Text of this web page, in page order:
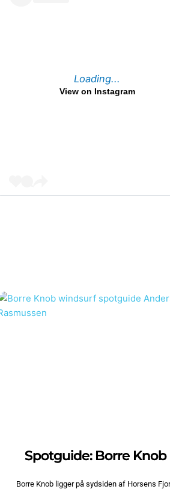
Loading...
View on Instagram
Spotguide: Borre Knob
Borre Knob ligger på sydsiden af Horsens